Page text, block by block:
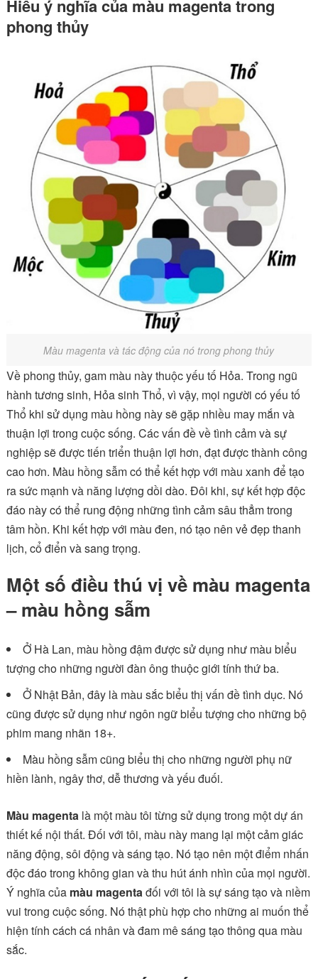
Hiểu ý nghĩa của màu magenta trong
phong thủy
Màu magenta và tác động của nó trong phong thủy
Về phong thủy, gam màu này thuộc yếu tố Hỏa. Trong ngũ
hành tương sinh, Hỏa sinh Thổ, vì vậy, mọi người có yếu tố
Thổ khi sử dụng màu hồng này sẽ gặp nhiều may mắn và
thuận lợi trong cuộc sống. Các vấn đề về tình cảm và sự
nghiệp sẽ được tiến triển thuận lợi hơn, đạt được thành công
cao hơn. Màu hồng sẫm có thể kết hợp với màu xanh để tạo
ra sức mạnh và năng lượng dồi dào. Đôi khi, sự kết hợp độc
đáo này có thể rung động những tình cảm sâu thẳm trong
tâm hồn. Khi kết hợp với màu đen, nó tạo nên vẻ đẹp thanh
lịch, cổ điển và sang trọng.
Một số điều thú vị về màu magenta
– màu hồng sẫm
Ở Hà Lan, màu hồng đậm được sử dụng như màu biểu
tượng cho những người đàn ông thuộc giới tính thứ ba.
Ở Nhật Bản, đây là màu sắc biểu thị vấn đề tình dục. Nó
cũng được sử dụng như ngôn ngữ biểu tượng cho những bộ
phim mang nhãn 18+.
Màu hồng sẫm cũng biểu thị cho những người phụ nữ
hiền lành, ngây thơ, dễ thương và yếu đuối.
Màu magentalà một màu tôi từng sử dụng trong một dự án
thiết kế nội thất. Đối với tôi, màu này mang lại một cảm giác
năng động, sôi động và sáng tạo. Nó tạo nên một điểm nhấn
độc đáo trong không gian và thu hút ánh nhìn của mọi người.
Ý nghĩa của màu magentađối với tôi là sự sáng tạo và niềm
vui trong cuộc sống. Nó thật phù hợp cho những ai muốn thể
hiện tính cách cá nhân và đam mê sáng tạo thông qua màu
sắc.